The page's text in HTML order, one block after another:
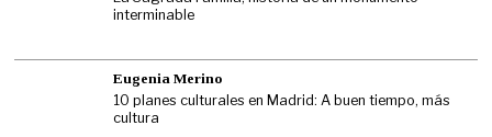
interminable
Eugenia Merino
10 planes culturales en Madrid: A buen tiempo, más
cultura